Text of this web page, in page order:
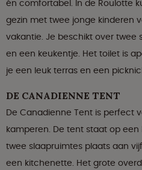
én comfortabel. In de Roulotte
gezin met twee jonge kinderen
vakantie. Je beschikt over twee
en een keukentje. Het toilet is
je een leuk terras en een
DE CANADIENNE TENT
De Canadienne Tent is perfect
kamperen. De tent staat op
twee slaapruimtes plaats aan
een kitchenette. Het grote